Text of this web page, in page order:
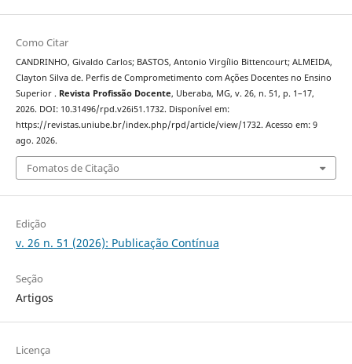
Como Citar
CANDRINHO, Givaldo Carlos; BASTOS, Antonio Virgílio Bittencourt; ALMEIDA,
Clayton Silva de. Perfis de Comprometimento com Ações Docentes no Ensino
Superior . Revista Profissão Docente, Uberaba, MG, v. 26, n. 51, p. 1–17,
2026. DOI: 10.31496/rpd.v26i51.1732. Disponível em:
https://revistas.uniube.br/index.php/rpd/article/view/1732. Acesso em: 9
ago. 2026.
Fomatos de Citação
Edição
v. 26 n. 51 (2026): Publicação Contínua
Seção
Artigos
Licença